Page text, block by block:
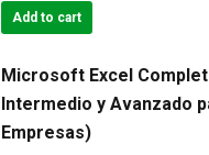
was:
Add to cart
Microsoft Excel
Intermedio y Avanzado
Empresas)